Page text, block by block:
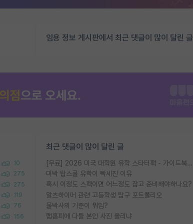
임용 정보 게시판에서 최근 댓글이 많이 달린 글
10
275
275
119
76
156
최근 댓글이 많이 달린 글
[무료] 2026 미국 대학원 유학 스타터팩 - 가이드북 & 합격자 컨택메일 템플릿
미박 탑스쿨 유학이 빡세진 이유
혹시 이정도 스펙이면 어느정도 잡고 준비해야하나요?
알츠하이머 관련 고등학생 탐구 포트폴리오
물박사의 기준이 뭐임?
랩홈피에 다들 본인 사진 올리냐